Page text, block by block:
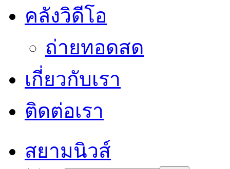
คลังวิดีโอ
ถ่ายทอดสด
เกี่ยวกับเรา
ติดต่อเรา
สยามนิวส์